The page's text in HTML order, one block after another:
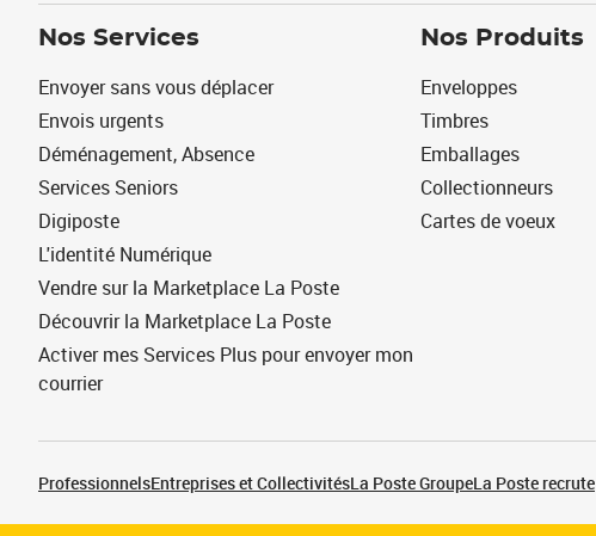
Nos Services
Envoyer sans vous déplacer
Envois urgents
Déménagement, Absence
Services Seniors
Digiposte
L'identité Numérique
Vendre sur la Marketplace La Poste
Découvrir la Marketplace La Poste
Activer mes Services Plus pour envoyer mon
courrier
Nos Produits
Enveloppes
Timbres
Emballages
Collectionneurs
Cartes de voeux
ProfessionnelsEntreprises et CollectivitésLa Poste GroupeLa Poste recrute